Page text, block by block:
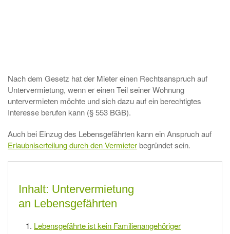
Nach dem Gesetz hat der Mieter einen Rechtsanspruch auf
Untervermietung, wenn er einen Teil seiner Wohnung
untervermieten möchte und sich dazu auf ein berechtigtes
Interesse berufen kann (§ 553 BGB).
Auch bei Einzug des Lebensgefährten kann ein Anspruch auf
Erlaubniserteilung durch den Vermieterbegründet sein.
Inhalt: Untervermietung
an Lebensgefährten
Lebensgefährte ist kein Familienangehöriger